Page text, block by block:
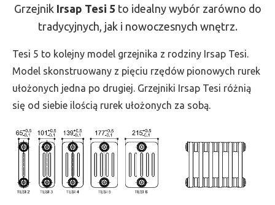
-
wys.
500,
szer.
180,
325
Grzejnik Irsap Tesi 5 to idealny wybór zarówno do
tradycyjnych, jak i nowoczesnych wnętrz.
Tesi 5 to kolejny model grzejnika z rodziny Irsap Tesi.
Model skonstruowany z pięciu rzędów pionowych rurek
ułożonych jedna po drugiej. Grzejniki Irsap Tesi różnią
się od siebie ilością rurek ułożonych za sobą.